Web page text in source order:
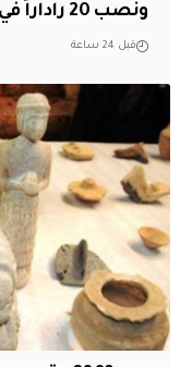
ونصب 20 راداراً في بغداد
قبل 24 ساعة